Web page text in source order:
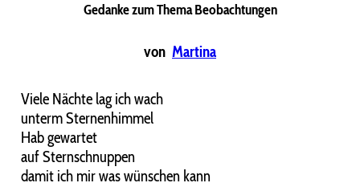
Gedanke zum Thema Beobachtungen
von Martina
Viele Nächte lag ich wach
unterm Sternenhimmel
Hab gewartet
auf Sternschnuppen
damit ich mir was wünschen kann